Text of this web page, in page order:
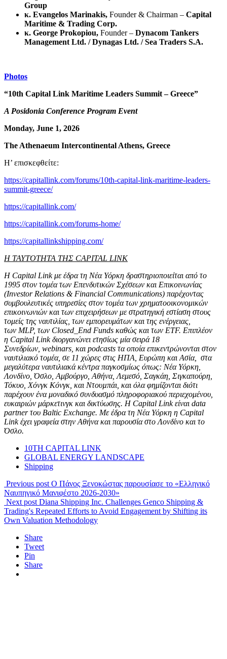
Group
κ. Evangelos Marinakis, Founder & Chairman – Capital
Maritime & Trading Corp.
κ. George Prokopiou, Founder – Dynacom Tankers
Management Ltd. / Dynagas Ltd. / Sea Traders S.A.
Photos
“10th Capital Link Maritime Leaders Summit – Greece”
A Posidonia Conference Program Event
Monday, June 1, 2026
The Athenaeum Intercontinental Athens, Greece
Η’ επισκεφθείτε:
https://capitallink.com/forums/10th-capital-link-maritime-leaders-
summit-greece/
https://capitallink.com/
https://capitallink.com/forums-home/
https://capitallinkshipping.com/
Η ΤΑΥΤΟΤΗΤΑ ΤΗΣ CAPITAL LINK
Η Capital Linkμε έδρα τη Νέα Υόρκη δραστηριοποιείται από το
1995 στον τομέα των Επενδυτικών Σχέσεων και Επικοινωνίας
(Investor Relations &Financial Communications) παρέχοντας
συμβουλευτικές υπηρεσίες στον τομέα των χρηματοοικονομικών
επικοινωνιών και των επιχειρήσεων με στρατηγική εστίαση στους
τομείς της ναυτιλίας, των εμπορευμάτων και της ενέργειας,
των MLP, των Closed End Funds καθώς και των ETF. Επιπλέον
η Capital Linkδιοργανώνει ετησίως μία σειρά 18
Συνεδρίων, webinars, και podcasts τα οποία επικεντρώνονται στον
ναυτιλιακό τομέα, σε 11 χώρες στις ΗΠΑ, Ευρώπη και Ασία, στα
μεγαλύτερα ναυτιλιακά κέντρα παγκοσμίως όπως: Νέα Υόρκη,
Λονδίνο, Όσλο, Αμβούργο, Αθήνα, Λεμεσό, Σαγκάη, Σιγκαπούρη,
Τόκυο, Χόνγκ Κόνγκ, και Ντουµπάι, και όλα φημίζονται διότι
παρέχουν ένα μοναδικό συνδυασμό πληροφοριακού περιεχομένου,
ευκαιριών μάρκετινγκ και δικτύωσης. Η Capital Linkείναι data
partnerτου Baltic Exchange. Με έδρα τη Νέα Υόρκη η Capital
Linkέχει γραφεία στην Αθήνα και παρουσία στο Λονδίνο και το
Όσλο.
10TH CAPITAL LINK
GLOBAL ENERGY LANDSCAPE
Shipping
Previous post Ο Πάνος Ξενοκώστας παρουσίασε το «Ελληνικό
Ναυπηγικό Μανιφέστο 2026-2030»
Next post Diana Shipping Inc. Challenges Genco Shipping &
Trading's Repeated Efforts to Avoid Engagement by Shifting its
Own Valuation Methodology
Share
Tweet
Pin
Share